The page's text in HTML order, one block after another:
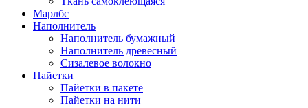
Марлбс
Наполнитель
Наполнитель бумажный
Наполнитель древесный
Сизалевое волокно
Пайетки
Пайетки в пакете
Пайетки на нити